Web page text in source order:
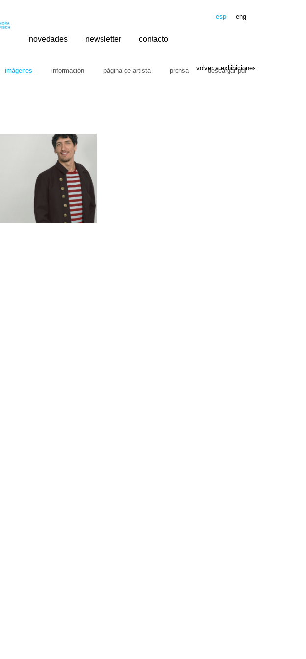
novedades newsletter contacto
volver a exhibiciones
imágenes información página de artista prensa descargar pdf
esp eng